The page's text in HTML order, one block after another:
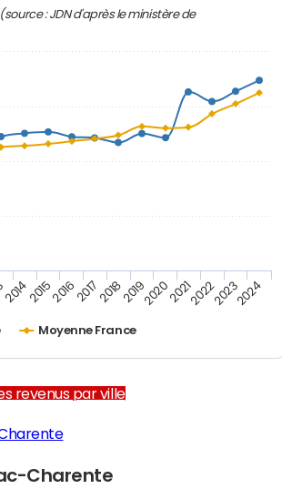
(source : JDN d'après le ministère de
Moyenne France
20142015201620172018201920202021202220232024
revenus par ville
Charente